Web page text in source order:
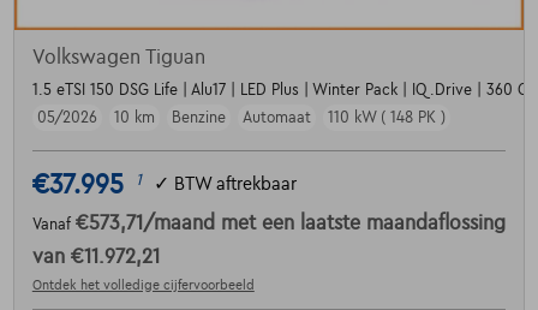
Volkswagen Tiguan
1.5 eTSI 150 DSG Life | Alu17 | LED Plus | Winter Pack | IQ.Drive | 360
05/2026
10 km Benzine Automaat 110 kW ( 148 PK )
€37.995 1 ✓ BTW aftrekbaar
Vanaf €573,71 /maand met een laatste maandaflossing
van €11.972,21
Ontdek het volledige cijfervoorbeeld